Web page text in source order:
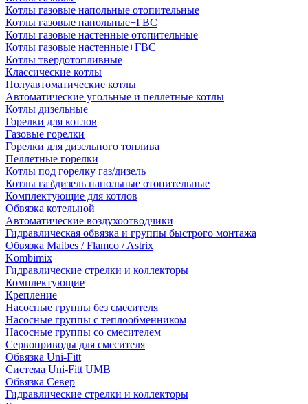
Котлы газовые напольные отопительные
Котлы газовые напольные+ГВС
Котлы газовые настенные отопительные
Котлы газовые настенные+ГВС
Котлы твердотопливные
Классические котлы
Полуавтоматические котлы
Автоматические угольные и пеллетные котлы
Котлы дизельные
Горелки для котлов
Газовые горелки
Горелки для дизельного топлива
Пеллетные горелки
Котлы под горелку газ/дизель
Котлы газ\дизель напольные отопительные
Комплектующие для котлов
Обвязка котельной
Автоматические воздухоотводчики
Гидравлическая обвязка и группы быстрого монтажа
Обвязка Maibes / Flamco / Astrix
Kombimix
Гидравлические стрелки и коллекторы
Комплектующие
Крепление
Насосные группы без смесителя
Насосные группы с теплообменником
Насосные группы со смесителем
Сервоприводы для смесителя
Обвязка Uni-Fitt
Система Uni-Fitt UMB
Обвязка Север
Гидравлические стрелки и коллекторы